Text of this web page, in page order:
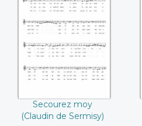
Secourez moy
(Claudin de
Sermisy)
Secourez moy
(Claudin de Sermisy)